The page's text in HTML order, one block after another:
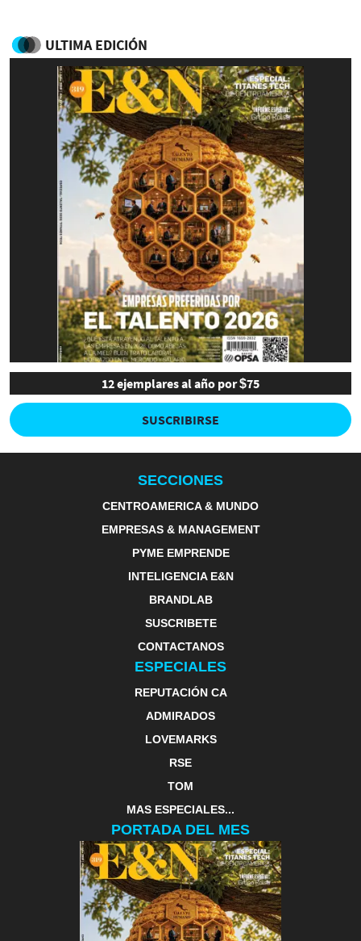
ULTIMA EDICIÓN
12 ejemplares al año por $75
SUSCRIBIRSE
SECCIONES
CENTROAMERICA & MUNDO
EMPRESAS & MANAGEMENT
PYME EMPRENDE
INTELIGENCIA E&N
BRANDLAB
SUSCRIBETE
CONTACTANOS
ESPECIALES
REPUTACIÓN CA
ADMIRADOS
LOVEMARKS
RSE
TOM
MAS ESPECIALES...
PORTADA DEL MES